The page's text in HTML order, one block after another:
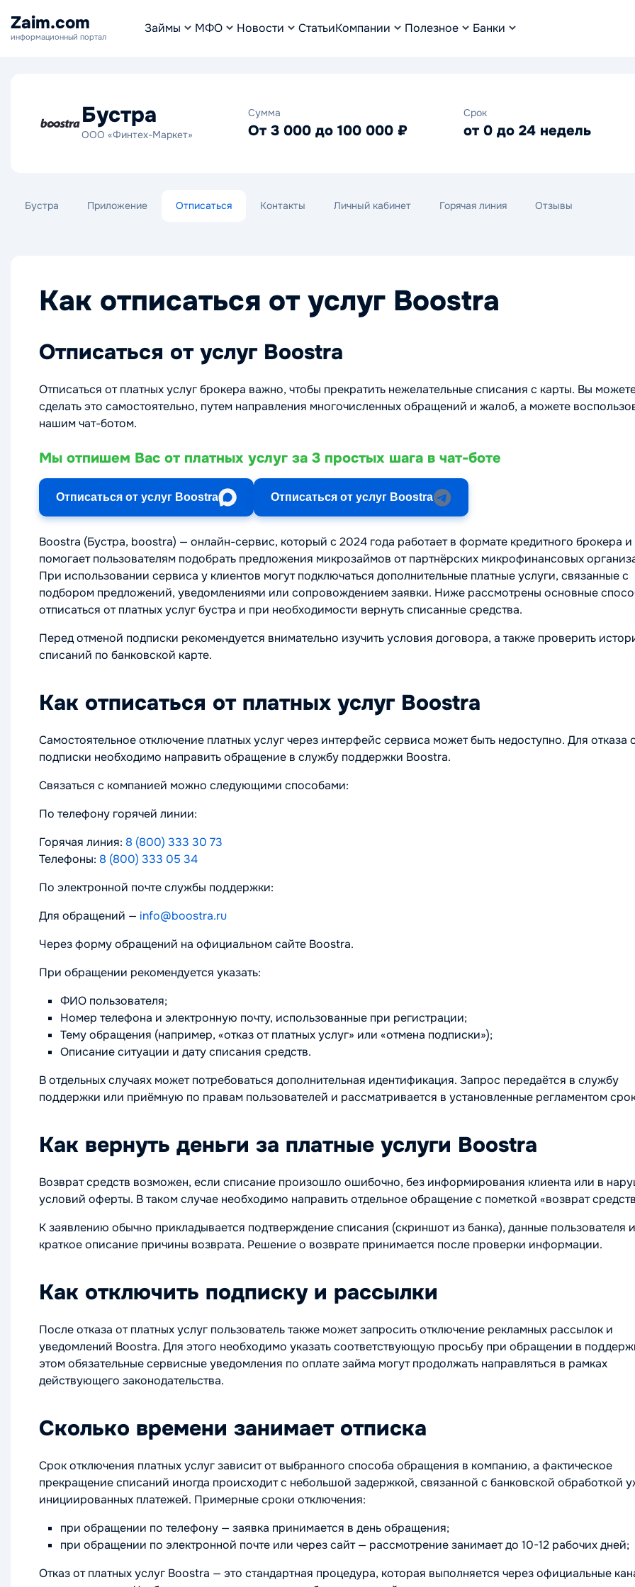
Zaim.com
информационный портал
Займы МФО Новости СтатьиКомпании Полезное Банки
Бустра
ООО «Финтех-Маркет»
Сумма
От 3 000 до 100 000 ₽
Срок
от 0 до 24 недель
Бустра Приложение Отписаться Контакты Личный кабинет Горячая линия Отзывы
Как отписаться от услуг Boostra
Отписаться от услуг Boostra
Отписаться от платных услуг брокера важно, чтобы прекратить нежелательные списания с карты. Вы
сделать это самостоятельно, путем направления многочисленных обращений и жалоб, а можете
нашим чат-ботом.
Мы отпишем Вас от платных услуг за 3 простых шага в чат-боте
Отписаться от услуг Boostra Отписаться от услуг Boostra
Boostra (Бустра, boostra) — онлайн-сервис, который с 2024 года работает в формате кредитного брокера и
помогает пользователям подобрать предложения микрозаймов от партнёрских микрофинансовых
При использовании сервиса у клиентов могут подключаться дополнительные платные услуги, связанные с
подбором предложений, уведомлениями или сопровождением заявки. Ниже рассмотрены основные
отписаться от платных услуг бустра и при необходимости вернуть списанные средства.
Перед отменой подписки рекомендуется внимательно изучить условия договора, а также проверить
списаний по банковской карте.
Как отписаться от платных услуг Boostra
Самостоятельное отключение платных услуг через интерфейс сервиса может быть недоступно. Для отказа
подписки необходимо направить обращение в службу поддержки Boostra.
Связаться с компанией можно следующими способами:
По телефону горячей линии:
Горячая линия: 8 (800) 333 30 73
Телефоны: 8 (800) 333 05 34
По электронной почте службы поддержки:
Для обращений — info@boostra.ru
Через форму обращений на официальном сайте Boostra.
При обращении рекомендуется указать:
ФИО пользователя;
Номер телефона и электронную почту, использованные при регистрации;
Тему обращения (например, «отказ от платных услуг» или «отмена подписки»);
Описание ситуации и дату списания средств.
В отдельных случаях может потребоваться дополнительная идентификация. Запрос передаётся в службу
поддержки или приёмную по правам пользователей и рассматривается в установленные регламентом
Как вернуть деньги за платные услуги Boostra
Возврат средств возможен, если списание произошло ошибочно, без информирования клиента или в
условий оферты. В таком случае необходимо направить отдельное обращение с пометкой «возврат
К заявлению обычно прикладывается подтверждение списания (скриншот из банка), данные пользователя и
краткое описание причины возврата. Решение о возврате принимается после проверки информации.
Как отключить подписку и рассылки
После отказа от платных услуг пользователь также может запросить отключение рекламных рассылок и
уведомлений Boostra. Для этого необходимо указать соответствующую просьбу при обращении в
этом обязательные сервисные уведомления по оплате займа могут продолжать направляться в рамках
действующего законодательства.
Сколько времени занимает отписка
Срок отключения платных услуг зависит от выбранного способа обращения в компанию, а фактическое
прекращение списаний иногда происходит с небольшой задержкой, связанной с банковской обработкой
инициированных платежей. Примерные сроки отключения:
при обращении по телефону — заявка принимается в день обращения;
при обращении по электронной почте или через сайт — рассмотрение занимает до 10-12 рабочих дней;
Отказ от платных услуг Boostra — это стандартная процедура, которая выполняется через официальные